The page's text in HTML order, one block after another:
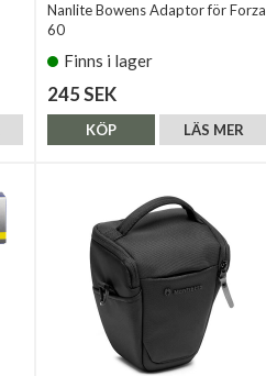
Nanlite Bowens Adaptor för Forza
60
Finns i lager
245 SEK
LÄS MER
KÖP